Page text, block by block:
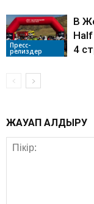
Пресс-
релиздер
В
4
ЖАУАП ҚАЛДЫРУ